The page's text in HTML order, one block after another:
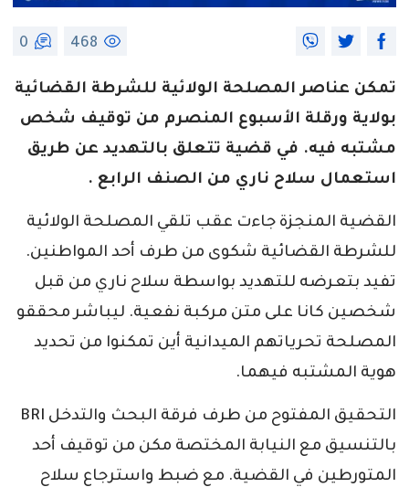
468
0
تمكن عناصر المصلحة الولائية للشرطة القضائية
بولاية ورقلة الأسبوع المنصرم من توقيف شخص
مشتبه فيه. في قضية تتعلق بالتهديد عن طريق
استعمال سلاح ناري من الصنف الرابع .
القضية المنجزة جاءت عقب تلقي المصلحة الولائية
للشرطة القضائية شكوى من طرف أحد المواطنين.
تفيد بتعرضه للتهديد بواسطة سلاح ناري من قبل
شخصين كانا على متن مركبة نفعية. ليباشر محققو
المصلحة تحرياتهم الميدانية أين تمكنوا من تحديد
هوية المشتبه فيهما.
التحقيق المفتوح من طرف فرقة البحث والتدخل BRI
بالتنسيق مع النيابة المختصة مكن من توقيف أحد
المتورطين في القضية. مع ضبط واسترجاع سلاح